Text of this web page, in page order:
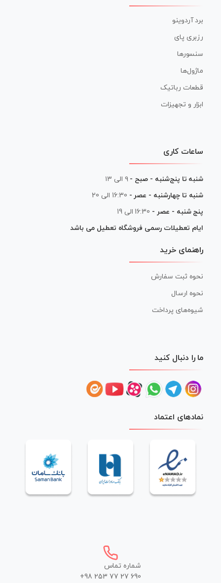
برد آردوینو
رزبری پای
سنسورها
ماژول‌ها
قطعات رباتیک
ابزار و تجهیزات
ساعات کاری
شنبه تا پنج‌شنبه - صبح - ۹ الی ۱۳
شنبه تا چهارشنبه - عصر - 16:30 الی 20
پنج شنبه - عصر - 16:30 الی 19
ایام تعطیلات رسمی فروشگاه تعطیل می باشد
راهنمای خرید
نحوه ثبت سفارش
نحوه ارسال
شیوه‌های پرداخت
ما را دنبال کنید
نمادهای اعتماد
شماره تماس
+98 253 77 27 690